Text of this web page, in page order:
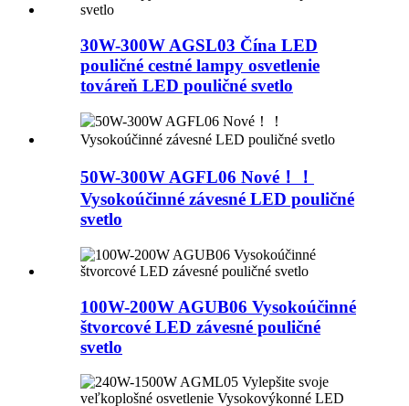
30W-300W AGSL03 Čína LED
pouličné cestné lampy osvetlenie
továreň LED pouličné svetlo
50W-300W AGFL06 Nové！！
Vysokoúčinné závesné LED pouličné
svetlo
100W-200W AGUB06 Vysokoúčinné
štvorcové LED závesné pouličné
svetlo